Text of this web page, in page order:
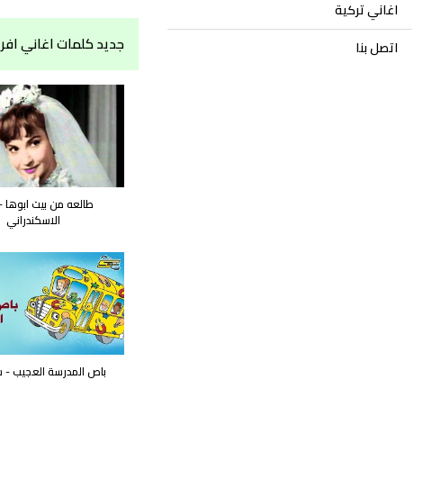
اغاني تركية
اتصل بنا
جديد كلمات اغاني افراح
طالعه من بيت
الاسكندراني
باص المدرسة العجيب